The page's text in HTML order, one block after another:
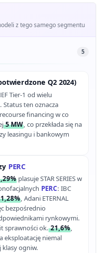
z tego samego segmentu
5
Q2 2024)
Tier-1 od wielu
Status ten oznacza
financing w co
5 MW, co przekłada się na
leasingu i bankowym
PERC
plasuje STAR SERIES w
PERC: IBC
, Adani ETERNAL
bezpośrednio
rynkowymi.
sprawności ok.21,6%,
eksploatację niemal
klasy ogniw.